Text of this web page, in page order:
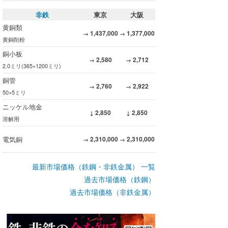
非鉄 東京
大阪
黄銅類
黄銅削粉
→ 1,437,000 → 1,377,000
銅小板
2.0ミリ(365×1200ミリ)
→ 2,580 → 2,712
銅管
50×5ミリ
→ 2,760 → 2,922
ニッケル地金
溶解用
↓ 2,850 ↓ 2,850
電気銅 → 2,310,000 → 2,310,000
最新市場価格（鉄鋼・非鉄金属） 一覧
過去市場価格（鉄鋼）
過去市場価格（非鉄金属）